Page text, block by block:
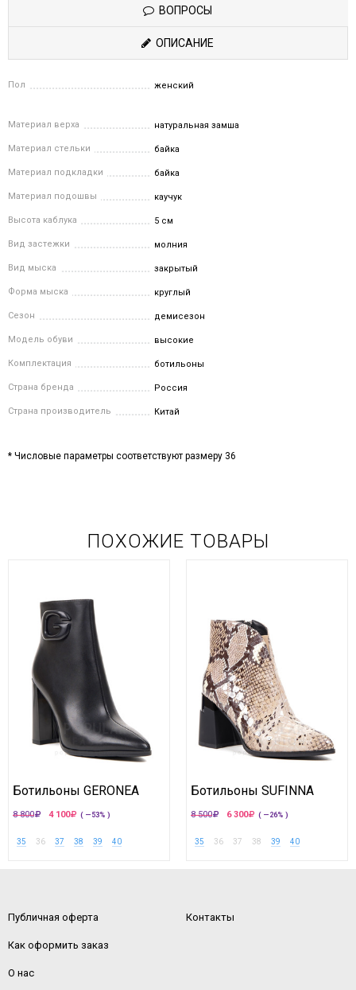
ВОПРОСЫ
ОПИСАНИЕ
Пол женский
Материал верха натуральная замша
Материал стельки байка
Материал подкладки байка
Материал подошвы каучук
Высота каблука 5 см
Вид застежки молния
Вид мыска закрытый
Форма мыска круглый
Сезон демисезон
Модель обуви высокие
Комплектация ботильоны
Страна бренда Россия
Страна производитель Китай
* Числовые параметры соответствуют размеру 36
ПОХОЖИЕ ТОВАРЫ
Ботильоны GERONEA
8 800 4 100 ( —53% )
35 36 37 38 39 40
Ботильоны SUFINNA
8 500 6 300 ( —26% )
35 36 37 38 39 40
Публичная оферта
Как оформить заказ
О нас
Контакты